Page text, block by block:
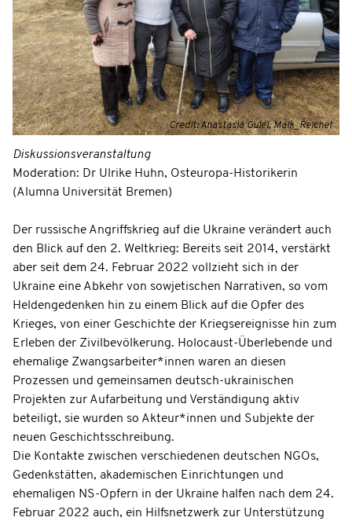
Credit: Anastasia Gulei, Maik_Reichel
Diskussionsveranstaltung
Moderation: Dr Ulrike Huhn, Osteuropa-Historikerin
(Alumna Universität Bremen)
Der russische Angriffskrieg auf die Ukraine verändert auch
den Blick auf den 2. Weltkrieg: Bereits seit 2014, verstärkt
aber seit dem 24. Februar 2022 vollzieht sich in der
Ukraine eine Abkehr von sowjetischen Narrativen, so vom
Heldengedenken hin zu einem Blick auf die Opfer des
Krieges, von einer Geschichte der Kriegsereignisse hin zum
Erleben der Zivilbevölkerung. Holocaust-Überlebende und
ehemalige Zwangsarbeiter*innen waren an diesen
Prozessen und gemeinsamen deutsch-ukrainischen
Projekten zur Aufarbeitung und Verständigung aktiv
beteiligt, sie wurden so Akteur*innen und Subjekte der
neuen Geschichtsschreibung.
Die Kontakte zwischen verschiedenen deutschen NGOs,
Gedenkstätten, akademischen Einrichtungen und
ehemaligen NS-Opfern in der Ukraine halfen nach dem 24.
Februar 2022 auch, ein Hilfsnetzwerk zur Unterstützung